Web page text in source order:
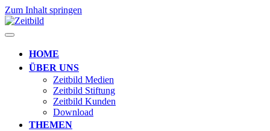
Zum Inhalt springen
HOME
ÜBER UNS
Zeitbild Medien
Zeitbild Stiftung
Zeitbild Kunden
Download
THEMEN